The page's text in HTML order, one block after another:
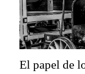
El papel de